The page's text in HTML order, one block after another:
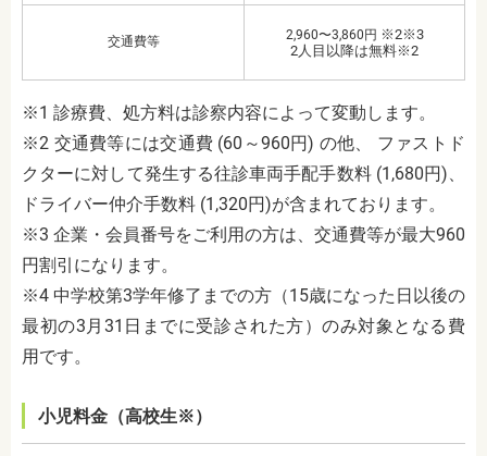
交通費等 2,960〜3,860円 ※2※3
2人目以降は無料※2
※1 診療費、処方料は診察内容によって変動します。
※2 交通費等には交通費 (60～960円) の他、 ファストド
クターに対して発生する往診車両手配手数料 (1,680円)、
ドライバー仲介手数料 (1,320円)が含まれております。
※3 企業・会員番号をご利用の方は、交通費等が最大960
円割引になります。
※4 中学校第3学年修了までの方（15歳になった日以後の
最初の3月31日までに受診された方）のみ対象となる費
用です。
小児料金（高校生※）